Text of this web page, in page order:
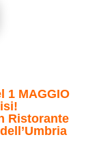
1 MAGGIO
Ristorante